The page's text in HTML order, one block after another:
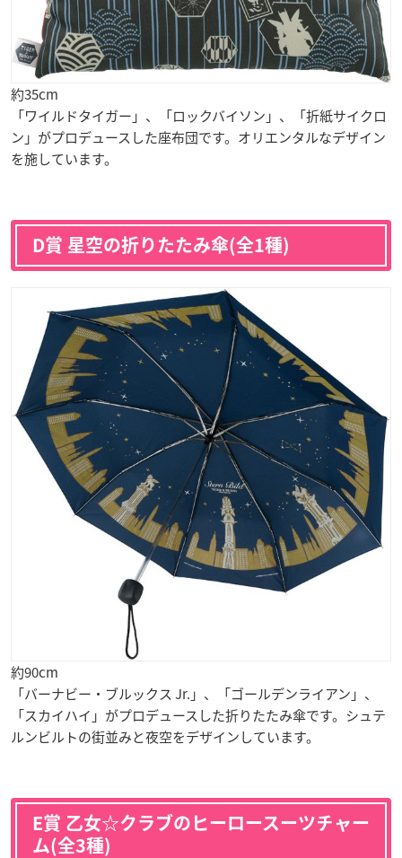
約35cm
「ワイルドタイガー」、「ロックバイソン」、「折紙サイクロ
ン」がプロデュースした座布団です。オリエンタルなデザイン
を施しています。
D賞 星空の折りたたみ傘(全1種)
約90cm
「バーナビー・ブルックス Jr.」、「ゴールデンライアン」、
「スカイハイ」がプロデュースした折りたたみ傘です。シュテ
ルンビルトの街並みと夜空をデザインしています。
E賞 乙女☆クラブのヒーロースーツチャー
ム(全3種)